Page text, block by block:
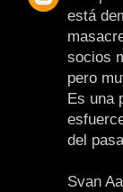
está
socios
pero
Es una
del
Svan